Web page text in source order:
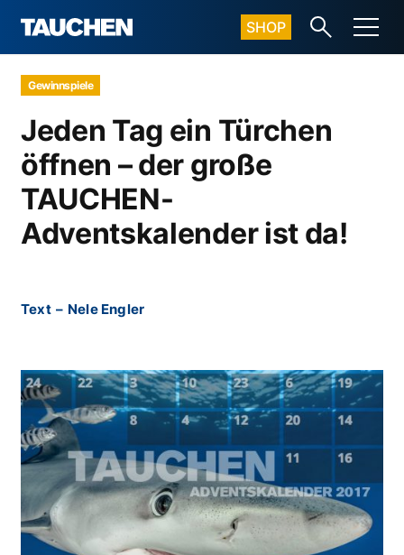
SHOP
Gewinnspiele
Jeden Tag ein Türchen
öffnen – der große
TAUCHEN-
Adventskalender ist da!
Text – Nele Engler